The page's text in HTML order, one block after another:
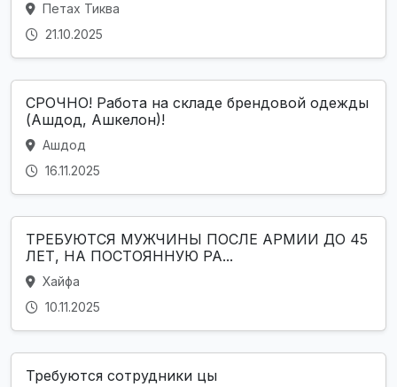
Петах Тиква
21.10.2025
СРОЧНО! Работа на складе брендовой одежды
(Ашдод, Ашкелон)!
Ашдод
16.11.2025
ТРЕБУЮТСЯ МУЖЧИНЫ ПОСЛЕ АРМИИ ДО 45
ЛЕТ, НА ПОСТОЯННУЮ РА...
Хайфа
10.11.2025
Требуются сотрудники цы